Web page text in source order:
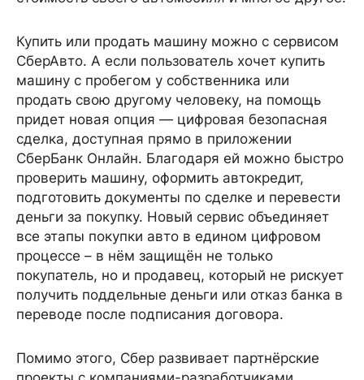
Купить или продать машину можно с сервисом
СберАвто. А если пользователь хочет купить
машину с пробегом у собственника или
продать свою другому человеку, на помощь
придет новая опция — цифровая безопасная
сделка, доступная прямо в приложении
СберБанк Онлайн. Благодаря ей можно быстро
проверить машину, оформить автокредит,
подготовить документы по сделке и перевести
деньги за покупку. Новый сервис объединяет
все этапы покупки авто в едином цифровом
процессе – в нём защищён не только
покупатель, но и продавец, который не рискует
получить поддельные деньги или отказ банка в
переводе после подписания договора.
Помимо этого, Сбер развивает партнёрские